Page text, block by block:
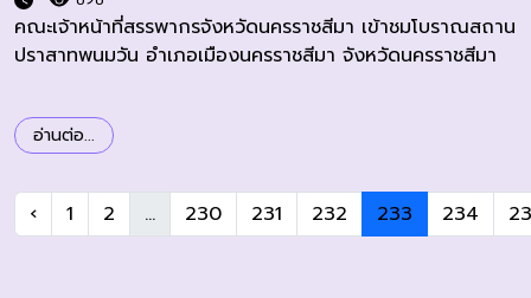
คณะเจ้าหน้าที่สรรพากรจังหวัดนครราชสีมา เข้าชมโบราณสถาน
ปราสาทพนมวัน อำเภอเมืองนครราชสีมา จังหวัดนครราชสีมา
อ่านต่อ...
‹ 1 2 ... 230 231 232 233 234